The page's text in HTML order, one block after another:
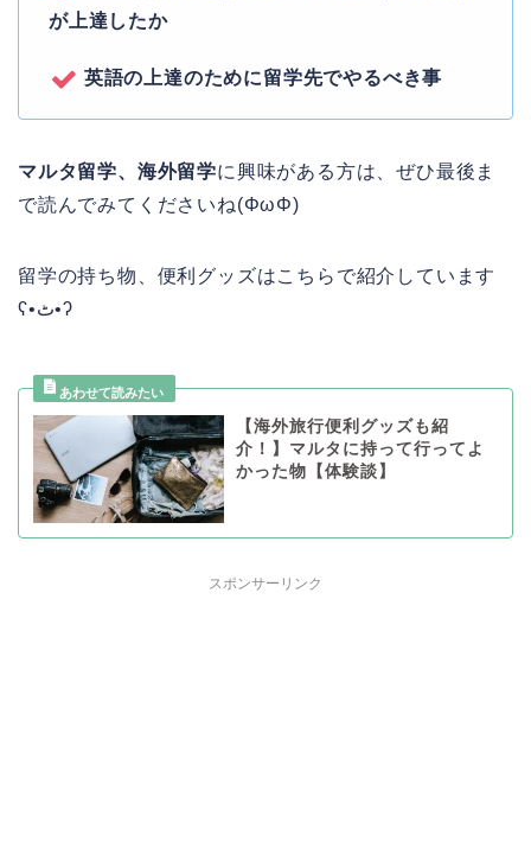
が上達したか
英語の上達のために留学先でやるべき事
マルタ留学、海外留学に興味がある方は、ぜひ最後ま
で読んでみてくださいね(ΦωΦ)
留学の持ち物、便利グッズはこちらで紹介しています
ʕ•ٹ•ʔ
【海外旅行便利グッズも紹
介！】マルタに持って行ってよ
かった物【体験談】
スポンサーリンク